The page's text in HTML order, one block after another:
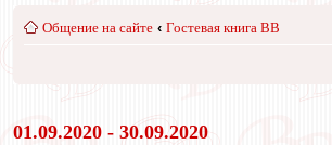
Общение на сайте ‹ Гостевая книга ВВ
01.09.2020 - 30.09.2020